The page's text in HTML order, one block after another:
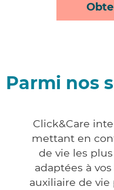
Parmi nos
Click&Care
mettant en
de vie les
adaptées à
auxiliaire de vie